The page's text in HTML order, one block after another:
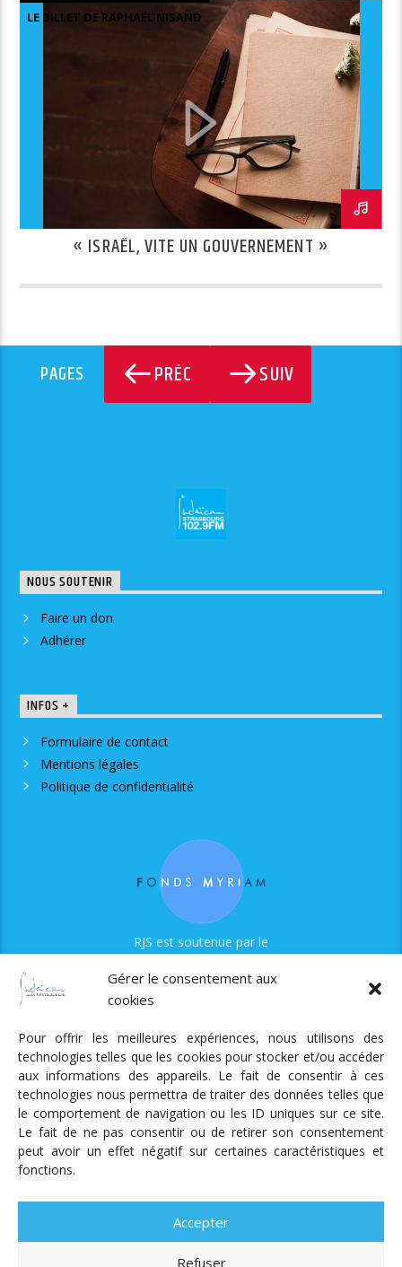
Gérer le consentement aux
cookies
Pour offrir les meilleures expériences, nous utilisons des
technologies telles que les cookies pour stocker et/ou accéder
aux informations des appareils. Le fait de consentir à ces
technologies nous permettra de traiter des données telles que
le comportement de navigation ou les ID uniques sur ce site.
Le fait de ne pas consentir ou de retirer son consentement
peut avoir un effet négatif sur certaines caractéristiques et
fonctions.
Accepter
Refuser
LE BILLET DE RAPHAËL NISAND
« ISRAËL, VITE UN GOUVERNEMENT »
PAGES PRÉC SUIV
NOUS SOUTENIR
Faire un don
Adhérer
INFOS +
Formulaire de contact
Mentions légales
Politique de confidentialité
RJS est soutenue par le
Radio Judaica Strasbourg
Tous droits réservés
RADIO JUDAÏCA
ÉMISSIONS ET GRILLE DES PROGRAMMES
PODCASTS
UN DON
ADHÉRER MENTIONS LÉGALES
RÉAL.